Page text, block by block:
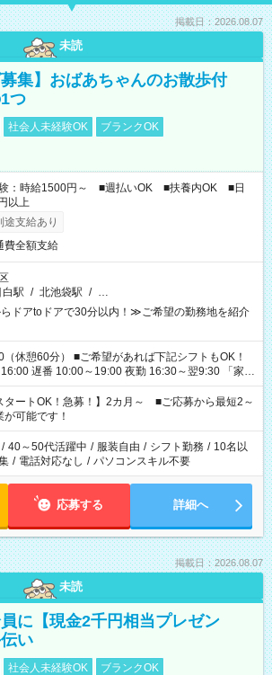
掲載日：2026.08.07
未読
募集】おばあちゃんのお散歩付
つ
社会人未経験OK
ブランクOK
：時給1500円～ ■週払いOK ■扶養内OK ■日
以上
途支給あり
費全額支給
白駅 / 北池袋駅 / …
ドアtoドアで30分以内！≫ご希望の勤務地を紹介
希望があれば下記シフトもOK！
遅番 10:00～19:00 夜勤 16:30～翌9:30 「家族
せたい」 「余裕を持って夕飯の準備がしたい」
残業はしたくない」 など、ご希望を教えてください
のお仕事の勤務時間。 合計で週40時間を超える場
ません。
タートOK！急募！】2カ月～ ■ご応募から最短2～
可能です！
/ 40～50代活躍中 / 服装自由 / シフト勤務 / 10名以
/ 電話対応なし / パソコンスキル不要
応募する 詳細へ
掲載日：2026.08.07
未読
に【現金2千円相当プレゼン
い
社会人未経験OK
ブランクOK